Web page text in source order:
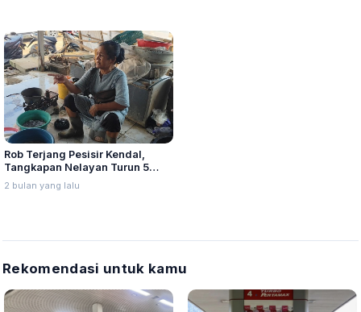
Rob Terjang Pesisir Kendal,
Tangkapan Nelayan Turun 5
Persen: Harga Ikan Ikut Anjlok
2 bulan yang lalu
Rekomendasi untuk kamu